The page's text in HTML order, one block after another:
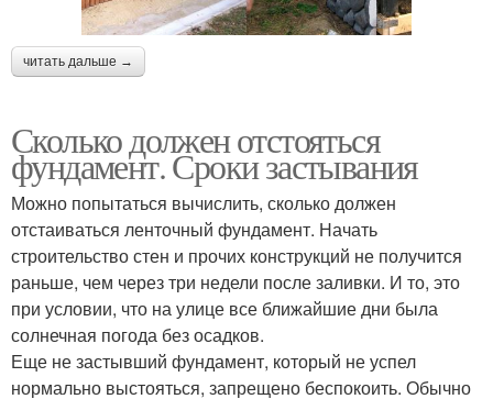
читать дальше →
Сколько должен отстояться
фундамент. Сроки застывания
Можно попытаться вычислить, сколько должен
отстаиваться ленточный фундамент. Начать
строительство стен и прочих конструкций не получится
раньше, чем через три недели после заливки. И то, это
при условии, что на улице все ближайшие дни была
солнечная погода без осадков.
Еще не застывший фундамент, который не успел
нормально выстояться, запрещено беспокоить. Обычно